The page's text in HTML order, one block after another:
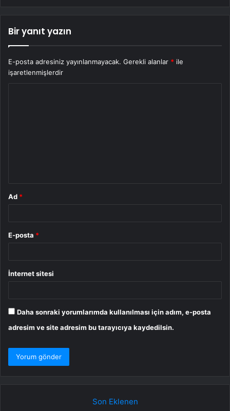
Bir yanıt yazın
E-posta adresiniz yayınlanmayacak. Gerekli alanlar * ile
işaretlenmişlerdir
Ad *
E-posta *
İnternet sitesi
Daha sonraki yorumlarımda kullanılması için adım, e-posta
adresim ve site adresim bu tarayıcıya kaydedilsin.
Son Eklenen